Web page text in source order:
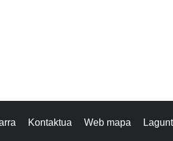
Kontaktua Web mapa